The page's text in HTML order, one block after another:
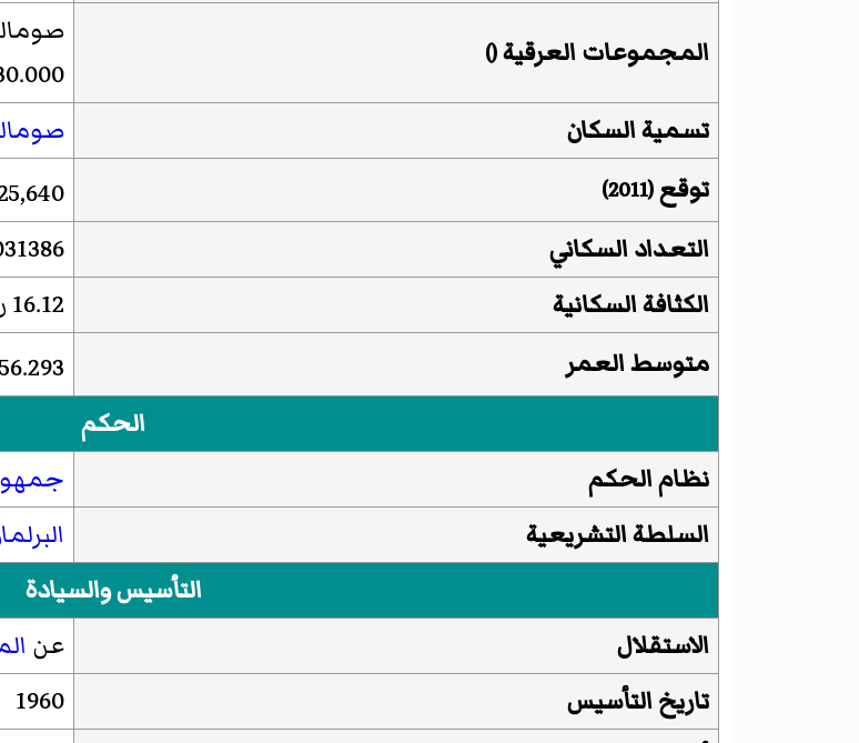
المجموعات العرقية()
تسمية السكان
توقع(2011)
التعداد السكاني
الكثافة السكانية 16.12 ن/كم² (
متوسط العمر
56.293
الحكم
نظام الحكم
السلطة التشريعية
التأسيس والسيادة
الاستقلال
عن
تاريخ التأسيس
1960